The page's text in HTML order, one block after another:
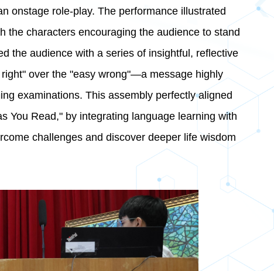
onstage role-play. The performance illustrated
the characters encouraging the audience to stand
the audience with a series of insightful, reflective
over the "easy wrong"—a message highly
examinations. This assembly perfectly aligned
You Read," by integrating language learning with
challenges and discover deeper life wisdom